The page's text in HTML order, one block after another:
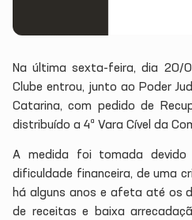
Na última sexta-feira, dia 20/
Clube entrou, junto ao Poder
Catarina, com pedido de
distribuído a 4ª Vara Cível da
A medida foi tomada
dificuldade financeira, de uma
há alguns anos e afeta até os
de receitas e baixa